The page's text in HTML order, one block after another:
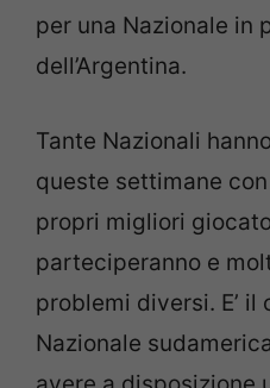
per una Nazionale in
dell’Argentina.
Tante Nazionali
queste settimane
propri migliori
parteciperanno e
problemi diversi. E’ il
Nazionale